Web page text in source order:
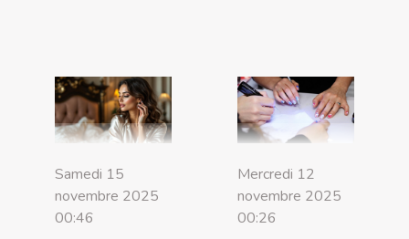
Samedi 15
novembre 2025
00:46
Mercredi 12
novembre 2025
00:26